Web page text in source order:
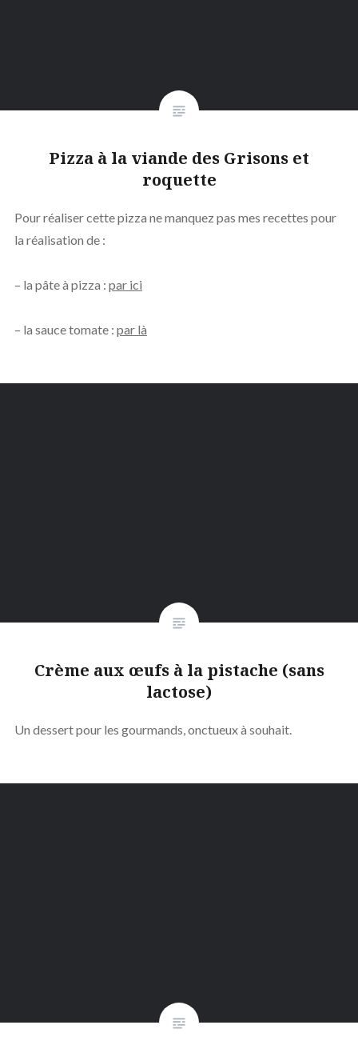
Pizza à la viande des Grisons et
roquette
Pour réaliser cette pizza ne manquez pas mes recettes pour
la réalisation de :
– la pâte à pizza : par ici
– la sauce tomate : par là
Crème aux œufs à la pistache (sans
lactose)
Un dessert pour les gourmands, onctueux à souhait.